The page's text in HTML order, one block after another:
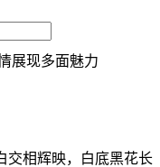
展现多面魅力
交相辉映，白底黑花长